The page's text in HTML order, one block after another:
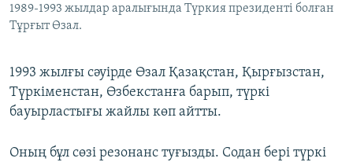
1989-1993 жылдар аралығында Түркия президенті болған
Тұрғыт Өзал.
1993 жылғы сәуірде Өзал Қазақстан, Қырғызстан,
Түркіменстан, Өзбекстанға барып, түркі
бауырластығы жайлы көп айтты.
Оның бұл сөзі резонанс туғызды. Содан бері түркі